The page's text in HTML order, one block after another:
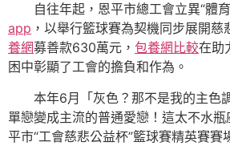
自往年起，恩平市總工會立異“體
app ，以舉行籃球賽為契機同步展開慈
養網募善款630萬元， 包養網比較在助
困中彰顯了工會的擔負和作為。
本年6月「灰色？那不是我的主色
單戀變成主流的普通愛戀！這太不水
平市“工會慈悲公益杯”籃球賽精英賽賽